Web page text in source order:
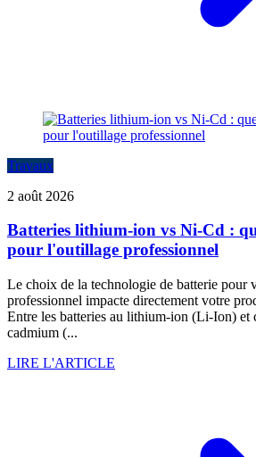
Travaux
2 août 2026
Batteries lithium-ion vs Ni-Cd :
pour l'outillage professionnel
Le choix de la technologie de batterie pour
professionnel impacte directement votre
Entre les batteries au lithium-ion (Li-Ion) et
cadmium (...
LIRE L'ARTICLE